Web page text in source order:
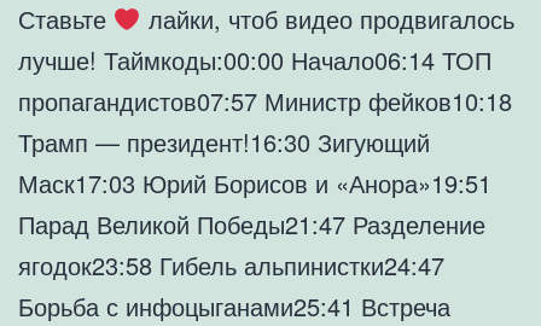
Ставьте
лайки, чтоб видео продвигалось
лучше! Таймкоды:00:00 Начало06:14 ТОП
пропагандистов07:57 Министр фейков10:18
Трамп — президент!16:30 Зигующий
Маск17:03 Юрий Борисов и «Анора»19:51
Парад Великой Победы21:47 Разделение
ягодок23:58 Гибель альпинистки24:47
Борьба с инфоцыганами25:41 Встреча